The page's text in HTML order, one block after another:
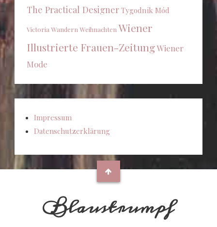
The Practical Designer Tygodnik Mód
Victoria Wandern Weihnachten Wiener
Illustrierte Frauen-ZeitungWiener
Mode
Impressum
Datenschutzerklärung
Blaustrumpf